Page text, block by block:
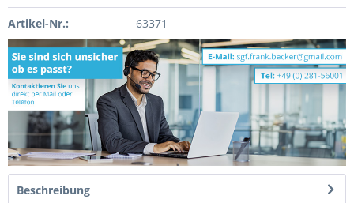
Artikel-Nr.: 63371
Beschreibung